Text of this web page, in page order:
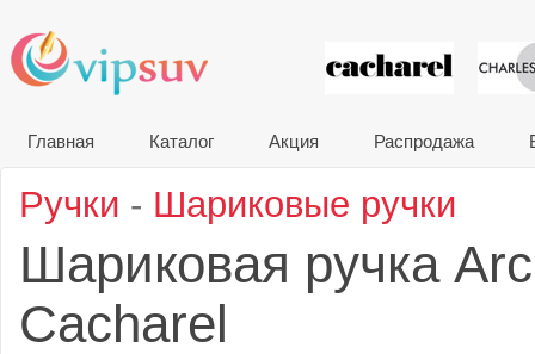
VIP
Главная Каталог Акция Распродажа
Ручки - Шариковые ручки
Шариковая ручка
Cacharel